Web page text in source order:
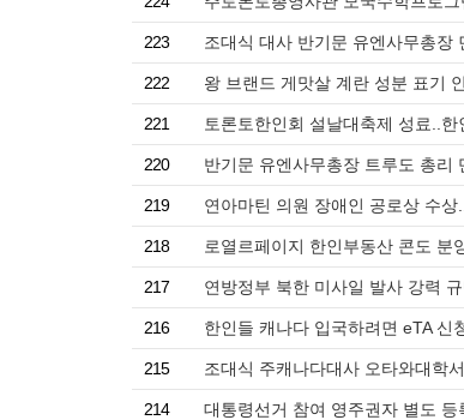
223 조대식 대사 반기문 유엔사무총장
222 왕 브랜드 게맛살 계란 성분 표기
221 토론토한인회 설날대축제 성료..
220 반기문 유엔사무총장 트루도 총리
219 연아마틴 의원 장애인 공로상 수
218 로열르페이지 한인부동산 콘도 분
217 연방정부 북한 미사일 발사 강력
216 한인들 캐나다 입국하려면 eTA 신
215 조대식 주캐나다대사 오타와대학
214 대통령선거 참여 영주권자 별도